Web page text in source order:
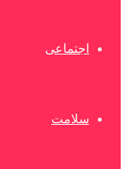
اجتماعی
سلامت